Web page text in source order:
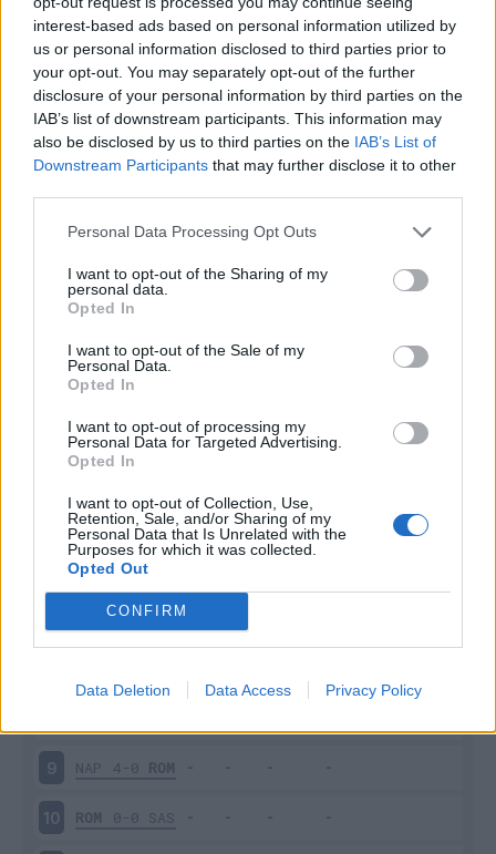
interest-based ads based on personal information utilized by
us or personal information disclosed to third parties prior to
your opt-out. You may separately opt-out of the further
disclosure of your personal information by third parties on the
IAB’s list of downstream participants. This information may
also be disclosed by us to third parties on the IAB’s List of
Downstream Participants that may further disclose it to other
Personal Data Processing Opt Outs
I want to opt-out of the Sharing of my
personal data.
Opted In
I want to opt-out of the Sale of my
Personal Data.
Opted In
I want to opt-out of processing my
Personal Data for Targeted Advertising.
Opted In
I want to opt-out of Collection, Use,
Retention, Sale, and/or Sharing of my
Personal Data that Is Unrelated with the
Purposes for which it was collected.
Opted Out
CONFIRM
Data Deletion Data Access Privacy Policy
Infortunato 0 - 0%
Inutilizzato
stagionale
VER 3-0 ROM
2-2 JUV
UDI 0-1
ROM 5-2 BEN
MIL 3-3
2-0 FIO
9 NAP 4-0 ROM
10 ROM 0-0 SAS